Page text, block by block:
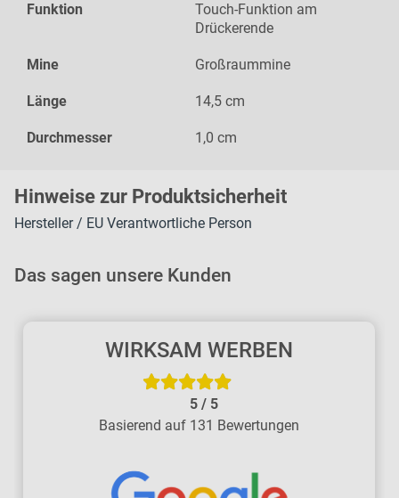
Funktion
Touch-Funktion am
Drückerende
Mine Großraummine
Länge 14,5 cm
Durchmesser 1,0 cm
Hinweise zur Produktsicherheit
Hersteller / EU Verantwortliche Person
Das sagen unsere Kunden
WIRKSAM WERBEN
5/ 5
Basierend auf 131 Bewertungen